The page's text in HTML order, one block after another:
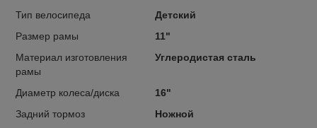
Тип велосипеда
Детский
Размер рамы
11"
Материал изготовления
рамы
Углеродистая сталь
Диаметр колеса/диска
16"
Задний тормоз
Ножной